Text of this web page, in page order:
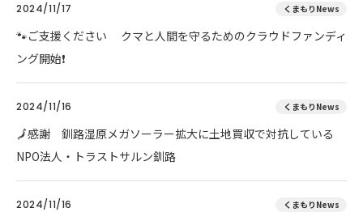
2024/11/17 くまもりNews
🐾ご支援ください クマと人間を守るためのクラウドファンディ
ング開始❗
2024/11/16 くまもりNews
🗾感謝 釧路湿原メガソーラー拡大に土地買収で対抗している
NPO法人・トラストサルン釧路
2024/11/16 くまもりNews